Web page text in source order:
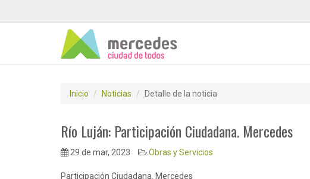
Inicio Noticias Detalle de la noticia
Río Luján: Participación Ciudadana. Mercedes
29 de mar, 2023 Obras y Servicios
Participación Ciudadana. Mercedes